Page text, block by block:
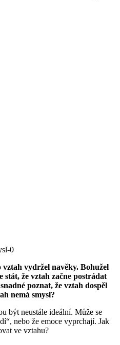
vydržel navěky. Bohužel
stát, že vztah začne postrádat
poznat, že vztah dospěl
nemá smysl?
být neustále ideální. Může se
nebo že emoce vyprchají. Jak
ve vztahu?